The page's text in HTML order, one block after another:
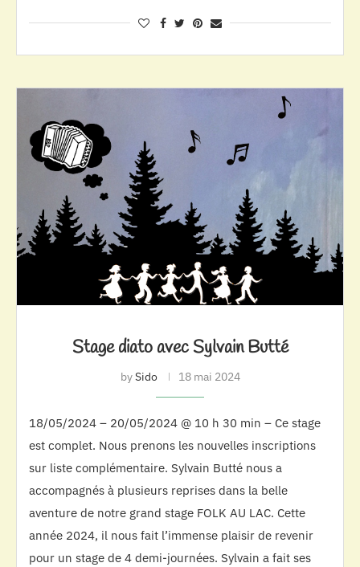
Stage diato avec Sylvain Butté
bySido 18 mai 2024
18/05/2024 – 20/05/2024 @ 10 h 30 min – Ce stage
est complet. Nous prenons les nouvelles inscriptions
sur liste complémentaire. Sylvain Butté nous a
accompagnés à plusieurs reprises dans la belle
aventure de notre grand stage FOLK AU LAC. Cette
année 2024, il nous fait l’immense plaisir de revenir
pour un stage de 4 demi-journées. Sylvain a fait ses